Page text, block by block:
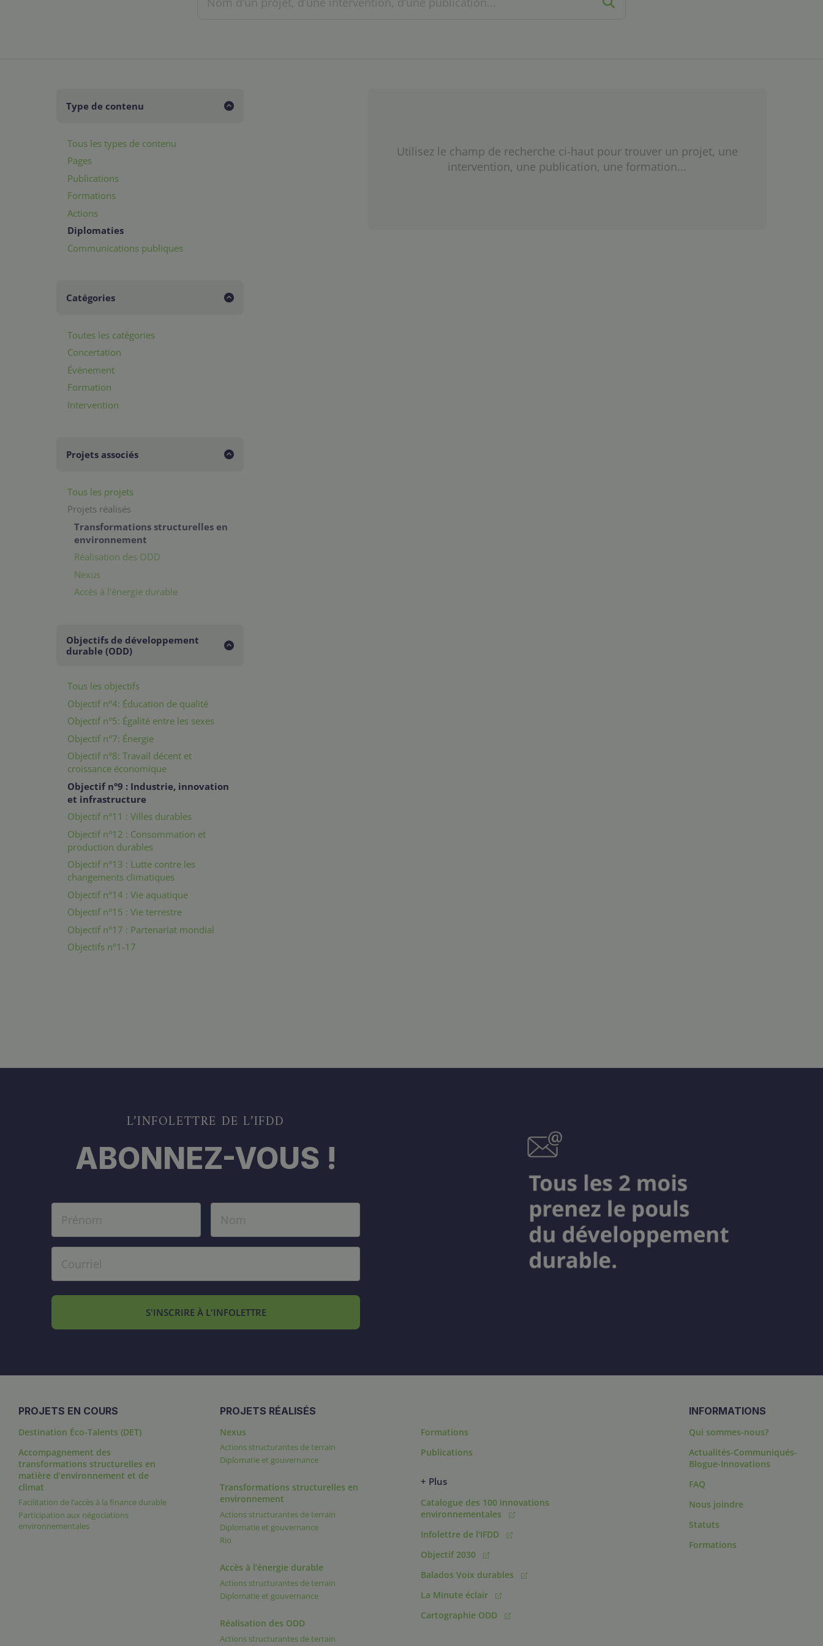
Type de contenu
Tous les types de contenu
Pages
Publications
Formations
Actions
Diplomaties
Communications publiques
Catégories
Toutes les catégories
Concertation
Événement
Formation
Intervention
Projets associés
Tous les projets
Projets réalisés
Transformations structurelles en
environnement
Réalisation des ODD
Nexus
Accès à l’énergie durable
Objectifs de développement
durable (ODD)
Tous les objectifs
Objectif n°4: Éducation de qualité
Objectif n°5: Égalité entre les sexes
Objectif n°7: Énergie
Objectif n°8: Travail décent et
croissance économique
Objectif n°9 : Industrie, innovation
et infrastructure
Objectif n°11 : Villes durables
Objectif n°12 : Consommation et
production durables
Objectif n°13 : Lutte contre les
changements climatiques
Objectif n°14 : Vie aquatique
Objectif n°15 : Vie terrestre
Objectif n°17 : Partenariat mondial
Objectifs n°1-17
Utilisez le champ de recherche ci-haut pour trouver un projet, une
intervention, une publication, une formation...
L’INFOLETTRE DE L’IFDD
ABONNEZ-VOUS !
S'INSCRIRE À L'INFOLETTRE
PROJETS EN COURS
Destination Éco-Talents (DET)
Accompagnement des
transformations structurelles en
matière d’environnement et de
climat
Facilitation de l’accès à la finance durable
Participation aux négociations
environnementales
PROJETS RÉALISÉS
Nexus
Actions structurantes de terrain
Diplomatie et gouvernance
Transformations structurelles en
environnement
Actions structurantes de terrain
Diplomatie et gouvernance
Rio
Accès à l’énergie durable
Actions structurantes de terrain
Diplomatie et gouvernance
Réalisation des ODD
Actions structurantes de terrain
Formations
Publications
+ Plus
Catalogue des 100 innovations
environnementales
Infolettre de l'IFDD
Objectif 2030
Balados Voix durables
La Minute éclair
Cartographie ODD
INFORMATIONS
Qui sommes-nous?
Actualités-Communiqués-
Blogue-Innovations
FAQ
Nous joindre
Statuts
Formations